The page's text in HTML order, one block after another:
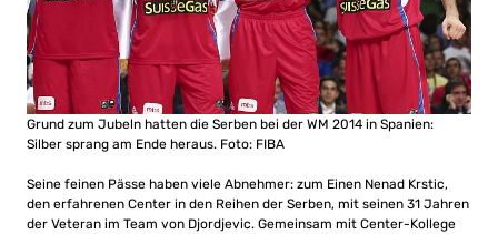
Grund zum Jubeln hatten die Serben bei der WM 2014 in Spanien:
Silber sprang am Ende heraus. Foto: FIBA
Seine feinen Pässe haben viele Abnehmer: zum Einen Nenad Krstic,
den erfahrenen Center in den Reihen der Serben, mit seinen 31 Jahren
der Veteran im Team von Djordjevic. Gemeinsam mit Center-Kollege